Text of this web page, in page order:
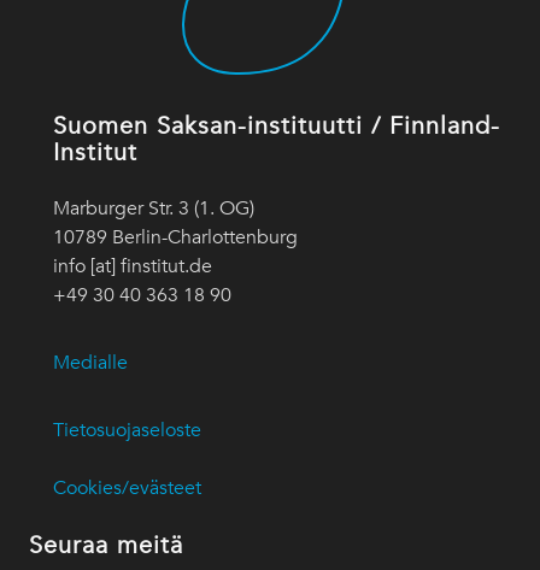
Suomen Saksan-instituutti / Finnland-
Institut
Marburger Str. 3 (1. OG)
10789 Berlin-Charlottenburg
info [at] finstitut.de
+49 30 40 363 18 90
Medialle
Tietosuojaseloste
Cookies/evästeet
Seuraa meitä